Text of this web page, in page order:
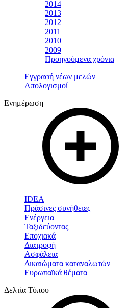
2014
2013
2012
2011
2010
2009
Προηγούμενα χρόνια
Εγγραφή νέων μελών
Απολογισμοί
Ενημέρωση
IDEA
Πράσινες συνήθειες
Ενέργεια
Ταξιδεύοντας
Εποχιακά
Διατροφή
Ασφάλεια
Δικαιώματα καταναλωτών
Ευρωπαϊκά θέματα
Δελτία Τύπου